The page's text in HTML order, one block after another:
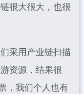
很大很大，也很
采用产业链扫描
资源，结果很
，我们个人也有